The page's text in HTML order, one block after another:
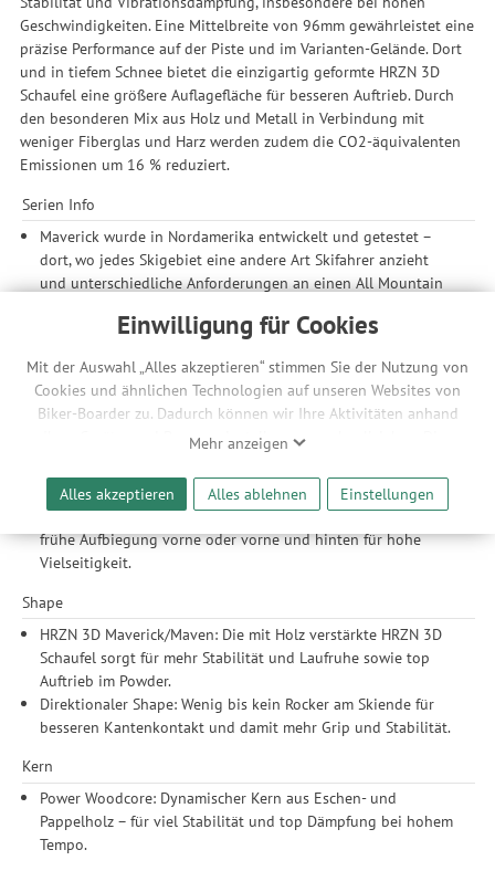
Einwilligung für Cookies
Mit der Auswahl „Alles akzeptieren“ stimmen Sie der Nutzung von
Cookies und ähnlichen Technologien auf unseren Websites von
Biker-Boarder zu. Dadurch können wir Ihre Aktivitäten anhand
Ihrer Geräte- und Browsereinstellungen nachvollziehen. Dies
ermöglicht es uns, anhand ihrer Interessen nutzungsbasierte
Werbeanzeigen für Sie bereitzustellen sowie Funktionalitäten
unserer Website sicherzustellen und stetig zu verbessern. Dabei
werden Ihre Daten auch an Drittanbieter und Werbepartner
weitergegeben. Die Verarbeitung erfolgt ausschließlich zum
Zwecke der Einbindung von Streaming-Inhalten und der
Durchführung von statistischer Analyse, Reichweitenmessungen,
Produktempfehlungen und nutzungsbasierter Werbung.
Informationen zu den einzelnen Funktionen, den Drittanbietern
und der Speicherdauer finden Sie unter Einstellungen. Diese
Einwilligung ist freiwillig, für die Nutzung unserer Website nicht
erforderlich und gilt, bis sie widerrufen wird. Sie können Ihre
Einwilligung unter Einstellungen lediglich für bestimmte
Drittanbieter erteilen und jederzeit für die Zukunft widerrufen.
Mehr anzeigen
Alles akzeptieren Alles ablehnen Einstellungen
Geschwindigkeiten. Eine Mittelbreite von 96mm gewährleistet eine
präzise Performance auf der Piste und im Varianten-Gelände. Dort
und in tiefem Schnee bietet die einzigartig geformte HRZN 3D
Schaufel eine größere Auflagefläche für besseren Auftrieb. Durch
den besonderen Mix aus Holz und Metall in Verbindung mit
weniger Fiberglas und Harz werden zudem die CO2-äquivalenten
Emissionen um 16 % reduziert.
Serien Info
Maverick wurde in Nordamerika entwickelt und getestet –
dort, wo jedes Skigebiet eine andere Art Skifahrer anzieht
und unterschiedliche Anforderungen an einen All Mountain
Terrains, Bedingungen und Skifahrertypen. Er wurde mit
internationaler Topskirennläufer und Freeride Profis
ausgestattet und ist damit eine gelungene Kombination aus
beiden Bereichen: Er bringt herausragende Pisten
Performance und Fahrspaß im Powder auf einen Nenner.
Vorspannung
20 / 65 / 15 All Mountain Rocker: Für Piste oder Powder:
frühe Aufbiegung vorne oder vorne und hinten für hohe
Vielseitigkeit.
Shape
HRZN 3D Maverick/Maven: Die mit Holz verstärkte HRZN 3D
Schaufel sorgt für mehr Stabilität und Laufruhe sowie top
Auftrieb im Powder.
Direktionaler Shape: Wenig bis kein Rocker am Skiende für
besseren Kantenkontakt und damit mehr Grip und Stabilität.
Kern
Power Woodcore: Dynamischer Kern aus Eschen- und
Pappelholz – für viel Stabilität und top Dämpfung bei hohem
Tempo.